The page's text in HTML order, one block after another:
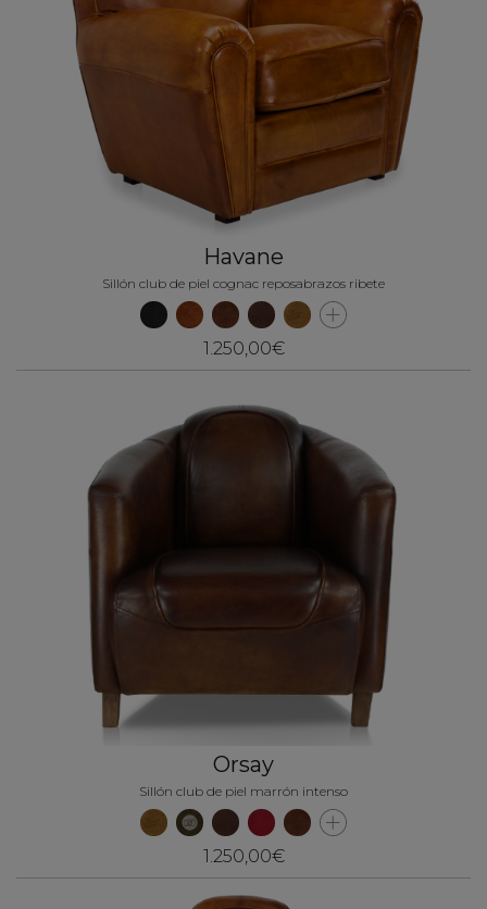
Havane
Sillón club de piel cognac reposabrazos ribete
1.250,00€
Orsay
Sillón club de piel marrón intenso
1.250,00€